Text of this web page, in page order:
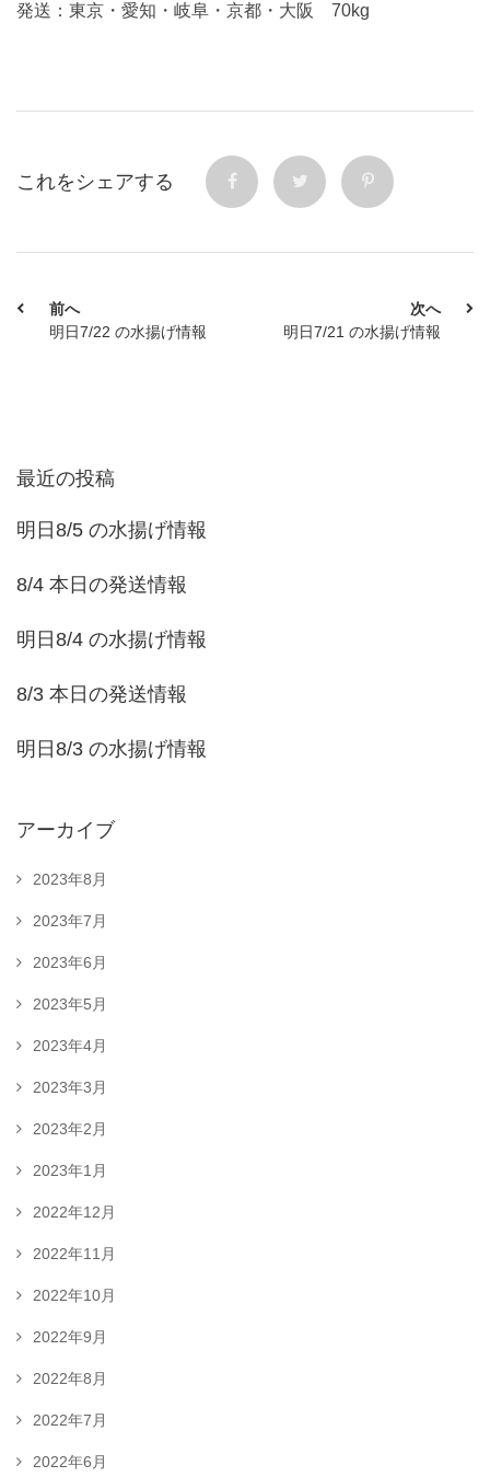
発送：東京・愛知・岐阜・京都・大阪 70kg
これをシェアする
前へ
明日7/22 の水揚げ情報
次へ
明日7/21 の水揚げ情報
最近の投稿
明日8/5 の水揚げ情報
8/4 本日の発送情報
明日8/4 の水揚げ情報
8/3 本日の発送情報
明日8/3 の水揚げ情報
アーカイブ
2023年8月
2023年7月
2023年6月
2023年5月
2023年4月
2023年3月
2023年2月
2023年1月
2022年12月
2022年11月
2022年10月
2022年9月
2022年8月
2022年7月
2022年6月